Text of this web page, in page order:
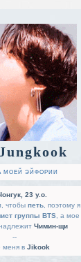
МОЕЙ ЭЙФОРИИ
23 y.o.
чтобы петь , поэтому я
группы BTS , а мое
Чимин-щи
--
меня в Jikook